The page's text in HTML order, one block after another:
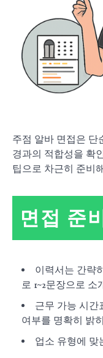
주점 알바 면접은 단
경과의 적합성을 확
팁으로 차근히 준비
면접 준
이력서는 간략
로 1~2문장으로 소
근무 가능 시간
여부를 명확히 밝
업소 유형에 맞